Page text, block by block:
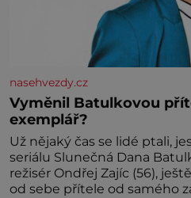
nasehvezdy.cz
Vyměnil Batulkovou
exemplář?
Už nějaký čas se lidé ptali,
seriálu Slunečná Dana
režisér Ondřej Zajíc (56), ještě
od sebe přítele od samého